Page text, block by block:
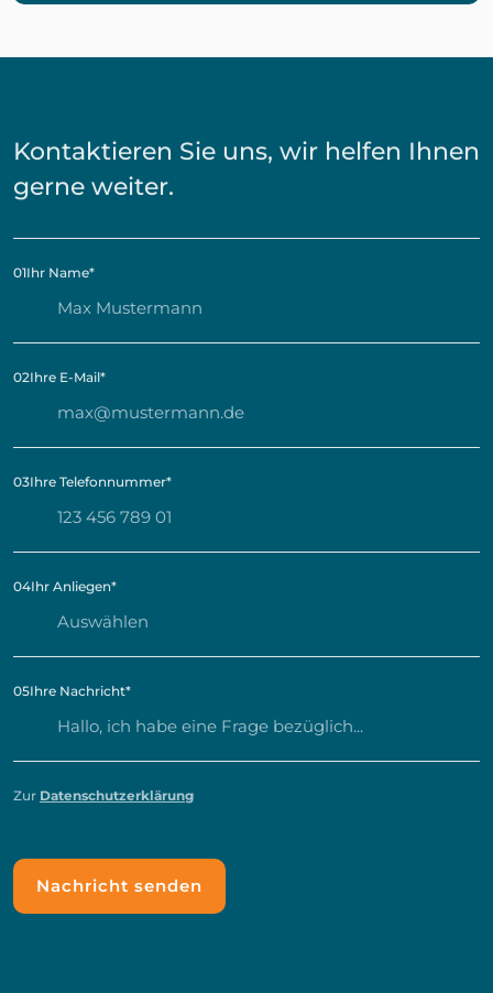
Kontaktieren Sie uns, wir helfen Ihnen
gerne weiter.
01Ihr Name*
02Ihre E-Mail*
03Ihre Telefonnummer*
04Ihr Anliegen*
05Ihre Nachricht*
Zur Datenschutzerklärung